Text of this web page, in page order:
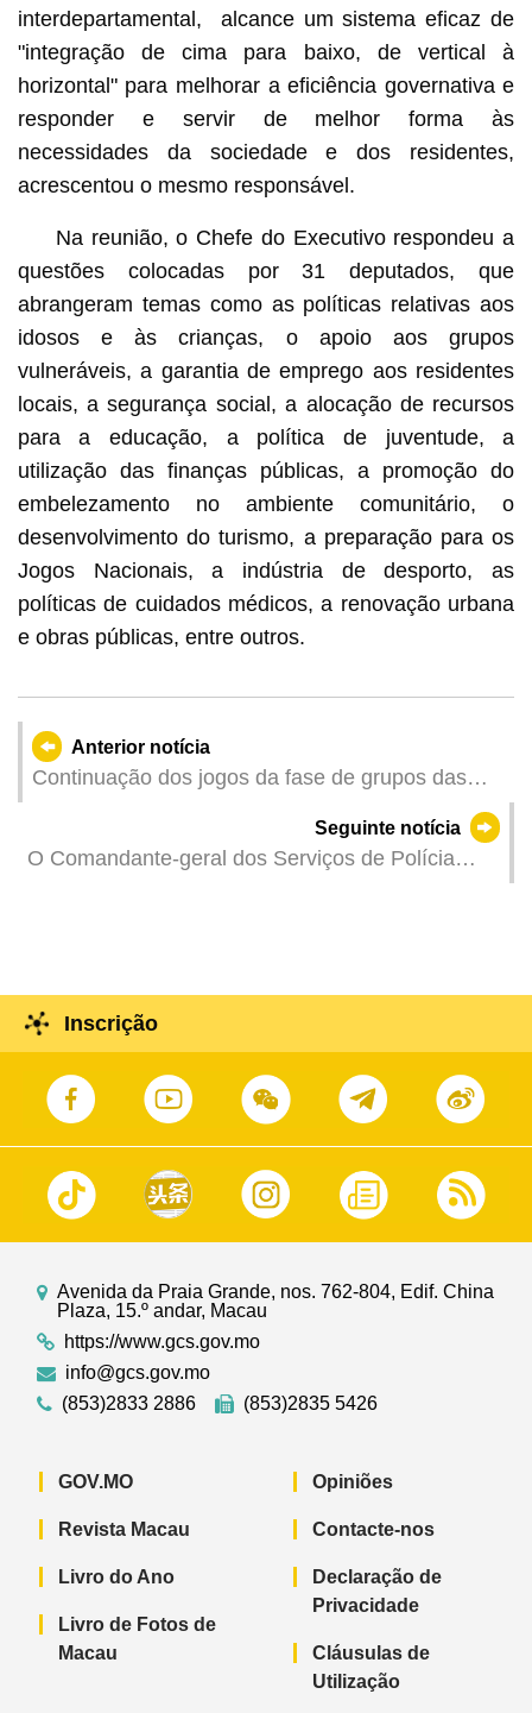
interdepartamental, alcance um sistema eficaz de
"integração de cima para baixo, de vertical à
horizontal" para melhorar a eficiência governativa e
responder e servir de melhor forma às
necessidades da sociedade e dos residentes,
acrescentou o mesmo responsável.
Na reunião, o Chefe do Executivo respondeu a
questões colocadas por 31 deputados, que
abrangeram temas como as políticas relativas aos
idosos e às crianças, o apoio aos grupos
vulneráveis, a garantia de emprego aos residentes
locais, a segurança social, a alocação de recursos
para a educação, a política de juventude, a
utilização das finanças públicas, a promoção do
embelezamento no ambiente comunitário, o
desenvolvimento do turismo, a preparação para os
Jogos Nacionais, a indústria de desporto, as
políticas de cuidados médicos, a renovação urbana
e obras públicas, entre outros.
Anterior notícia
Continuação dos jogos da fase de grupos das
"ITTF Taças Mundiais Masculina e Feminina de
Macau 2025, apresentadas pelo Galaxy
Entertainment Group"
Seguinte notícia
O Comandante-geral dos Serviços de Polícia
Inscrição
Avenida da Praia Grande, nos. 762-804, Edif. China
Plaza, 15.º andar, Macau
https://www.gcs.gov.mo
info@gcs.gov.mo
(853)2833 2886
(853)2835 5426
GOV.MO
Revista Macau
Livro do Ano
Livro de Fotos de
Macau
Opiniões
Contacte-nos
Declaração de
Privacidade
Cláusulas de
Utilização